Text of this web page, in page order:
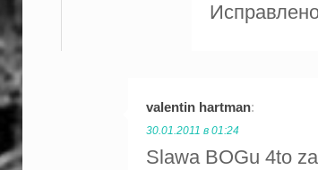
valentin hartman:
30.01.2011 в 01:24
Slawa BOGu 4to